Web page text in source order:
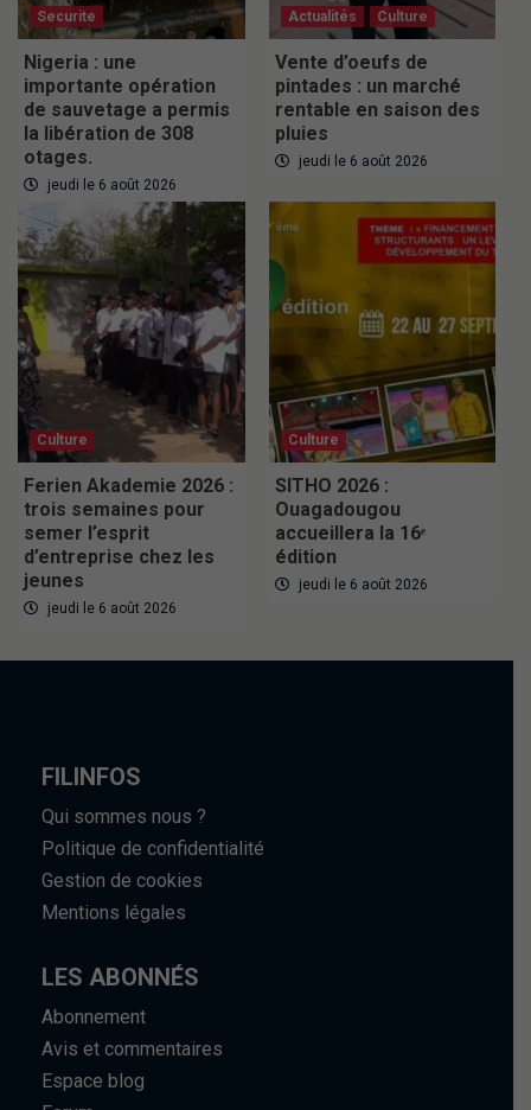
Securite
Nigeria : une
importante opération
de sauvetage a permis
la libération de 308
otages.
jeudi le 6 août 2026
Actualités Culture
Vente d’oeufs de
pintades : un marché
rentable en saison des
pluies
jeudi le 6 août 2026
Culture
Ferien Akademie 2026 :
trois semaines pour
semer l’esprit
d’entreprise chez les
jeunes
jeudi le 6 août 2026
Culture
SITHO 2026 :
Ouagadougou
accueillera la 16ᵉ
édition
jeudi le 6 août 2026
FILINFOS
Qui sommes nous ?
Politique de confidentialité
Gestion de cookies
Mentions légales
LES ABONNÉS
Abonnement
Avis et commentaires
Espace blog